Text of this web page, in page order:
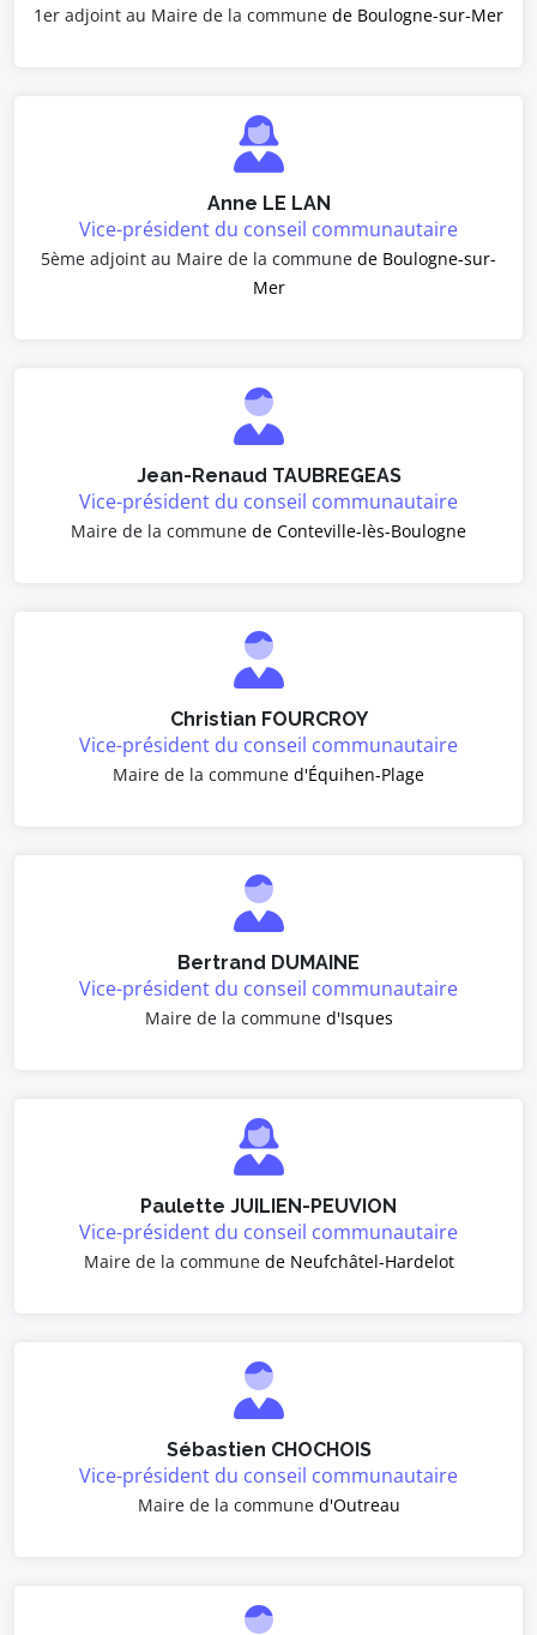
1er adjoint au Maire de la commune de Boulogne-sur-Mer
Anne LE LAN
Vice-président du conseil communautaire
5ème adjoint au Maire de la commune de Boulogne-sur-
Mer
Jean-Renaud TAUBREGEAS
Vice-président du conseil communautaire
Maire de la commune de Conteville-lès-Boulogne
Christian FOURCROY
Vice-président du conseil communautaire
Maire de la commune d'Équihen-Plage
Bertrand DUMAINE
Vice-président du conseil communautaire
Maire de la commune d'Isques
Paulette JUILIEN-PEUVION
Vice-président du conseil communautaire
Maire de la commune de Neufchâtel-Hardelot
Sébastien CHOCHOIS
Vice-président du conseil communautaire
Maire de la commune d'Outreau